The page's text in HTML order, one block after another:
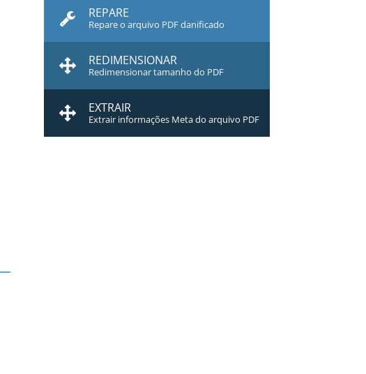
REPARE
Repare o arquivo PDF danificado
REDIMENSIONAR
Redimensionar tamanho do PDF
EXTRAIR
Extrair informações Meta do arquivo PDF